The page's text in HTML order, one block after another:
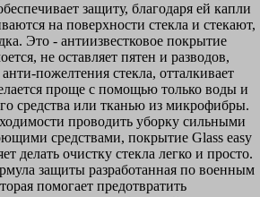
защиту, благодаря ей капли
на поверхности стекла и стекают,
Это - антиизвестковое покрытие
не оставляет пятен и разводов,
пожелтения стекла, отталкивает
проще с помощью только воды и
средства или тканью из микрофибры.
проводить уборку сильными
средствами, покрытие Glass easy
делать очистку стекла легко и просто.
защиты разработанная по военным
помогает предотвратить